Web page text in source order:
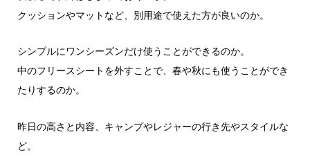
クッションやマットなど、別用途で使えた方が良いのか。
シンプルにワンシーズンだけ使うことができるのか。
中のフリースシートを外すことで、春や秋にも使うことができ
たりするのか。
昨日の高さと内容、キャンプやレジャーの行き先やスタイルな
ど。